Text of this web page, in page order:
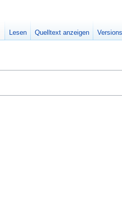
Lesen Quelltext anzeigen